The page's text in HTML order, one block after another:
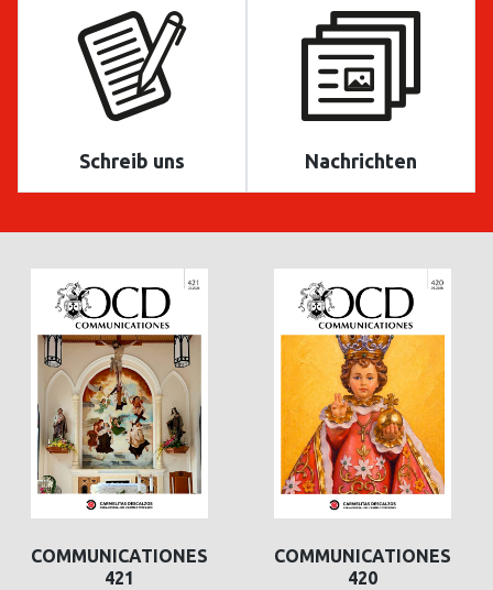
Schreib uns Nachrichten
COMMUNICATIONES
420
COMMUNICATIONES
419